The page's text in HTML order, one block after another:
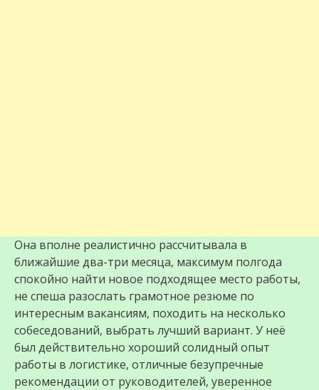
Она вполне реалистично рассчитывала в
ближайшие два-три месяца, максимум полгода
спокойно найти новое подходящее место работы,
не спеша разослать грамотное резюме по
интересным вакансиям, походить на несколько
собеседований, выбрать лучший вариант. У неё
был действительно хороший солидный опыт
работы в логистике, отличные безупречные
рекомендации от руководителей, уверенное